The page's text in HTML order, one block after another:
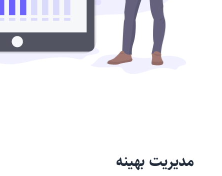
مدیریت بهینه